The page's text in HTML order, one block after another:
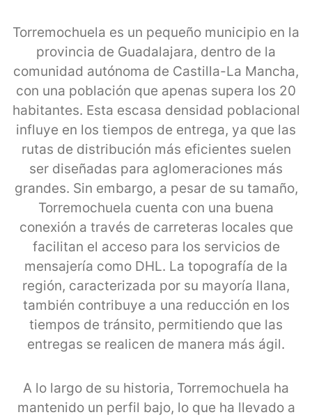
Torremochuela es un pequeño municipio en la
provincia de Guadalajara, dentro de la
comunidad autónoma de Castilla-La Mancha,
con una población que apenas supera los 20
habitantes. Esta escasa densidad poblacional
influye en los tiempos de entrega, ya que las
rutas de distribución más eficientes suelen
ser diseñadas para aglomeraciones más
grandes. Sin embargo, a pesar de su tamaño,
Torremochuela cuenta con una buena
conexión a través de carreteras locales que
facilitan el acceso para los servicios de
mensajería como DHL. La topografía de la
región, caracterizada por su mayoría llana,
también contribuye a una reducción en los
tiempos de tránsito, permitiendo que las
entregas se realicen de manera más ágil.
A lo largo de su historia, Torremochuela ha
mantenido un perfil bajo, lo que ha llevado a